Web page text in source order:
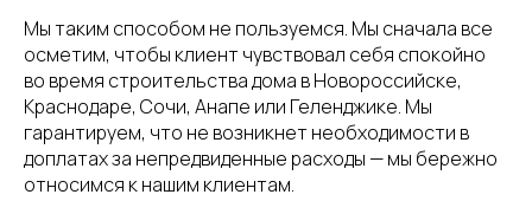
Мы таким способом не пользуемся. Мы сначала все
осметим, чтобы клиент чувствовал себя спокойно
во время строительства дома в Новороссийске,
Краснодаре, Сочи, Анапе или Геленджике. Мы
гарантируем, что не возникнет необходимости в
доплатах за непредвиденные расходы — мы бережно
относимся к нашим клиентам.